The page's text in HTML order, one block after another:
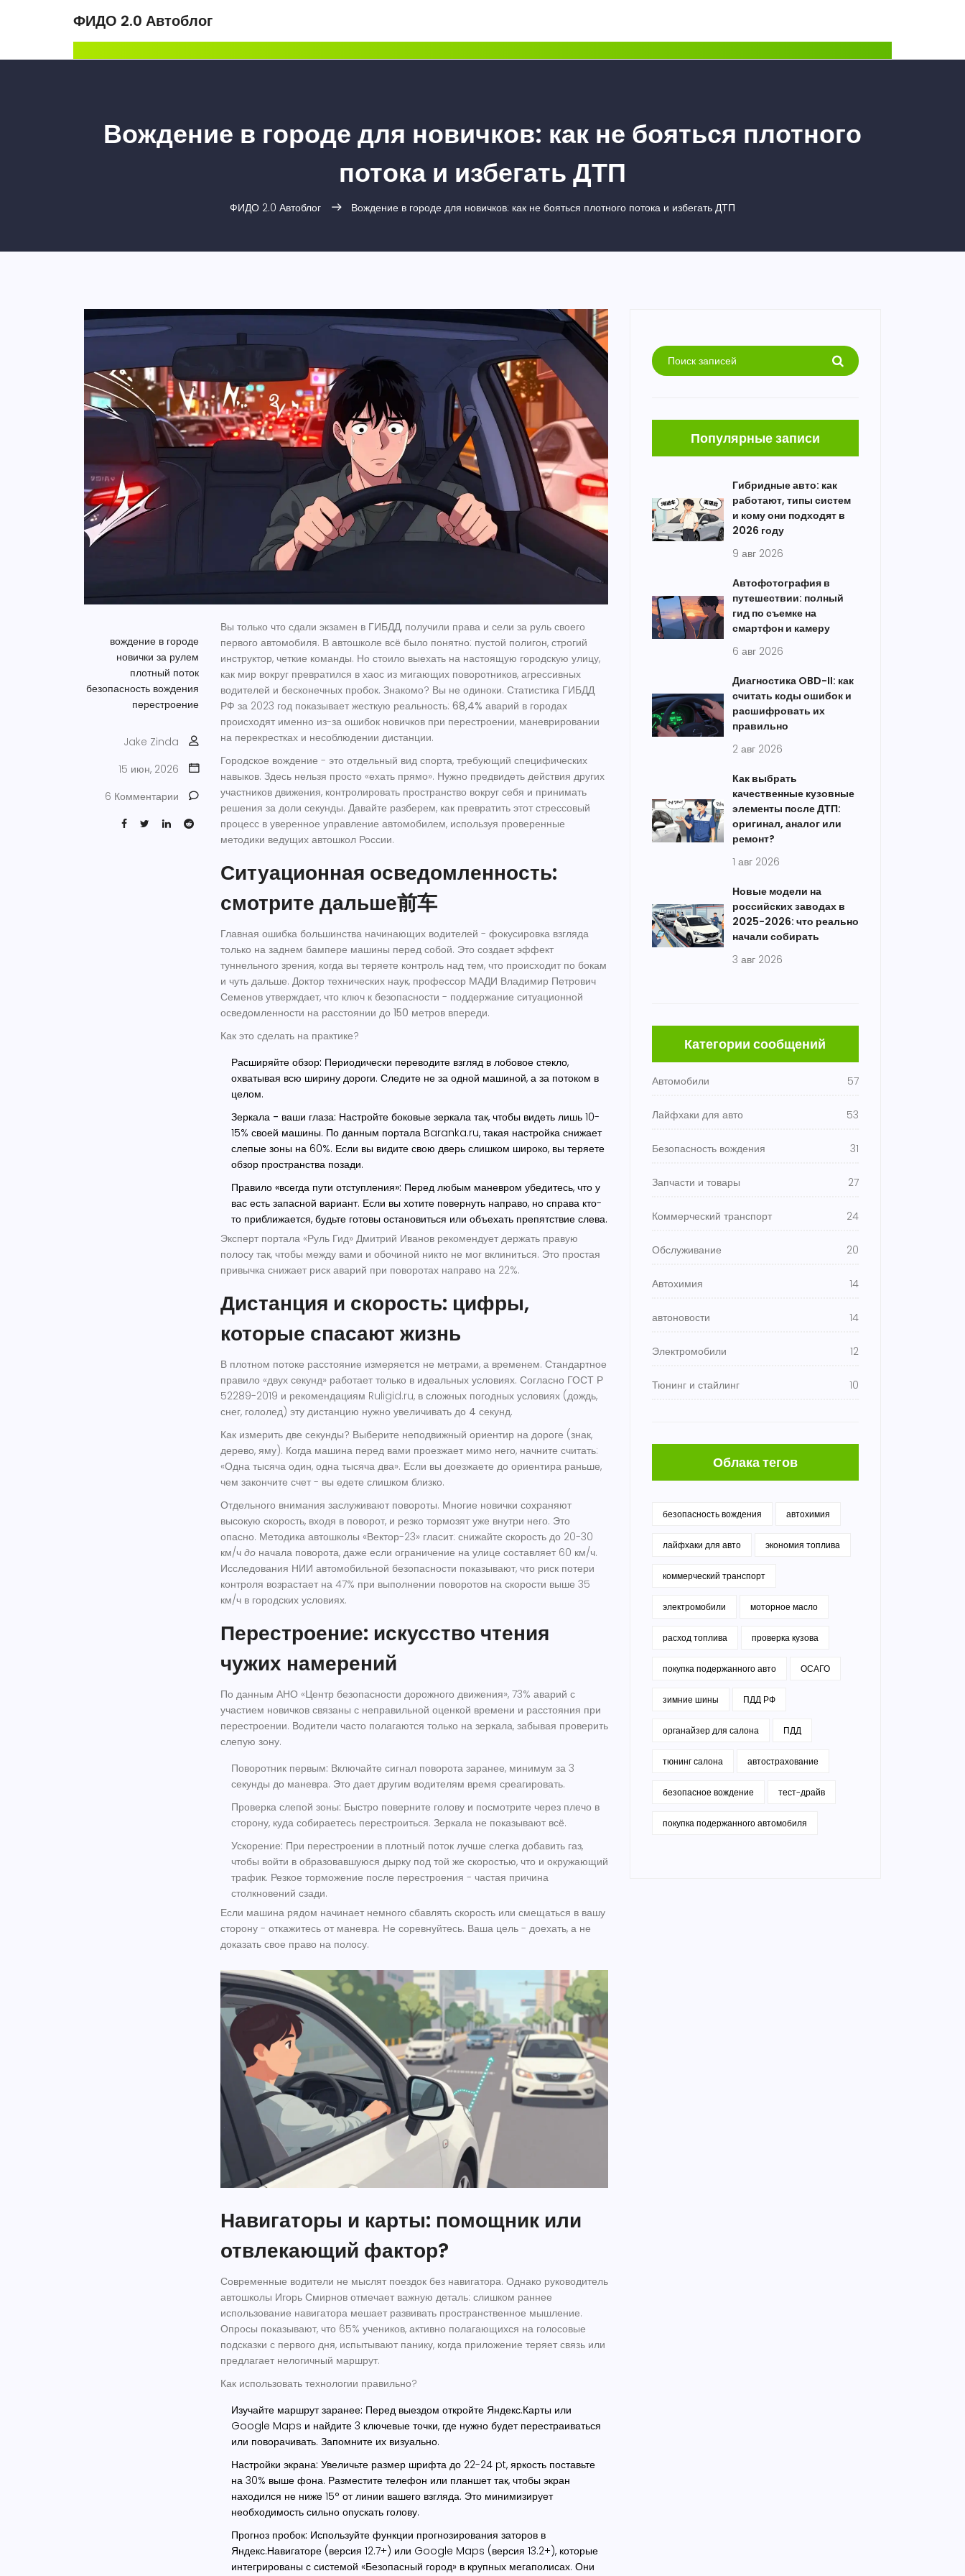
ФИДО 2.0 Автоблог
Вождение в городе для новичков: как не бояться плотного
потока и избегать ДТП
ФИДО 2.0 Автоблог Вождение в городе для новичков: как не бояться плотного потока и избегать ДТП
вождение в городе
новички за рулем
плотный поток
безопасность вождения
перестроение
Jake Zinda
15 июн, 2026
6 Комментарии
Вы только что сдали экзамен в ГИБДД, получили права и сели за руль своего
первого автомобиля. В автошколе всё было понятно: пустой полигон, строгий
инструктор, четкие команды. Но стоило выехать на настоящую городскую улицу,
как мир вокруг превратился в хаос из мигающих поворотников, агрессивных
водителей и бесконечных пробок. Знакомо? Вы не одиноки. Статистика ГИБДД
РФ за 2023 год показывает жесткую реальность: 68,4% аварий в городах
происходят именно из-за ошибок новичков при перестроении, маневрировании
на перекрестках и несоблюдении дистанции.
Городское вождение - это отдельный вид спорта, требующий специфических
навыков. Здесь нельзя просто «ехать прямо». Нужно предвидеть действия других
участников движения, контролировать пространство вокруг себя и принимать
решения за доли секунды. Давайте разберем, как превратить этот стрессовый
процесс в уверенное управление автомобилем, используя проверенные
методики ведущих автошкол России.
Ситуационная осведомленность:
смотрите дальше前车
Главная ошибка большинства начинающих водителей - фокусировка взгляда
только на заднем бампере машины перед собой. Это создает эффект
туннельного зрения, когда вы теряете контроль над тем, что происходит по бокам
и чуть дальше. Доктор технических наук, профессор МАДИ Владимир Петрович
Семенов утверждает, что ключ к безопасности - поддержание ситуационной
осведомленности на расстоянии до 150 метров впереди.
Как это сделать на практике?
Расширяйте обзор: Периодически переводите взгляд в лобовое стекло,
охватывая всю ширину дороги. Следите не за одной машиной, а за потоком в
целом.
Зеркала - ваши глаза: Настройте боковые зеркала так, чтобы видеть лишь 10-
15% своей машины. По данным портала Baranka.ru, такая настройка снижает
слепые зоны на 60%. Если вы видите свою дверь слишком широко, вы теряете
обзор пространства позади.
Правило «всегда пути отступления»: Перед любым маневром убедитесь, что у
вас есть запасной вариант. Если вы хотите повернуть направо, но справа кто-
то приближается, будьте готовы остановиться или объехать препятствие слева.
Эксперт портала «Руль Гид» Дмитрий Иванов рекомендует держать правую
полосу так, чтобы между вами и обочиной никто не мог вклиниться. Это простая
привычка снижает риск аварий при поворотах направо на 22%.
Дистанция и скорость: цифры,
которые спасают жизнь
В плотном потоке расстояние измеряется не метрами, а временем. Стандартное
правило «двух секунд» работает только в идеальных условиях. Согласно ГОСТ Р
52289-2019 и рекомендациям Ruligid.ru, в сложных погодных условиях (дождь,
снег, гололед) эту дистанцию нужно увеличивать до 4 секунд.
Как измерить две секунды? Выберите неподвижный ориентир на дороге (знак,
дерево, яму). Когда машина перед вами проезжает мимо него, начните считать:
«Одна тысяча один, одна тысяча два». Если вы доезжаете до ориентира раньше,
чем закончите счет - вы едете слишком близко.
Отдельного внимания заслуживают повороты. Многие новички сохраняют
высокую скорость, входя в поворот, и резко тормозят уже внутри него. Это
опасно. Методика автошколы «Вектор-23» гласит: снижайте скорость до 20-30
км/ч до начала поворота, даже если ограничение на улице составляет 60 км/ч.
Исследования НИИ автомобильной безопасности показывают, что риск потери
контроля возрастает на 47% при выполнении поворотов на скорости выше 35
км/ч в городских условиях.
Перестроение: искусство чтения
чужих намерений
По данным АНО «Центр безопасности дорожного движения», 73% аварий с
участием новичков связаны с неправильной оценкой времени и расстояния при
перестроении. Водители часто полагаются только на зеркала, забывая проверить
слепую зону.
Поворотник первым: Включайте сигнал поворота заранее, минимум за 3
секунды до маневра. Это дает другим водителям время среагировать.
Проверка слепой зоны: Быстро поверните голову и посмотрите через плечо в
сторону, куда собираетесь перестроиться. Зеркала не показывают всё.
Ускорение: При перестроении в плотный поток лучше слегка добавить газ,
чтобы войти в образовавшуюся дырку под той же скоростью, что и окружающий
трафик. Резкое торможение после перестроения - частая причина
столкновений сзади.
Если машина рядом начинает немного сбавлять скорость или смещаться в вашу
сторону - откажитесь от маневра. Не соревнуйтесь. Ваша цель - доехать, а не
доказать свое право на полосу.
Навигаторы и карты: помощник или
отвлекающий фактор?
Современные водители не мыслят поездок без навигатора. Однако руководитель
автошколы Игорь Смирнов отмечает важную деталь: слишком раннее
использование навигатора мешает развивать пространственное мышление.
Опросы показывают, что 65% учеников, активно полагающихся на голосовые
подсказки с первого дня, испытывают панику, когда приложение теряет связь или
предлагает нелогичный маршрут.
Как использовать технологии правильно?
Изучайте маршрут заранее: Перед выездом откройте Яндекс.Карты или
Google Maps и найдите 3 ключевые точки, где нужно будет перестраиваться
или поворачивать. Запомните их визуально.
Настройки экрана: Увеличьте размер шрифта до 22-24 pt, яркость поставьте
на 30% выше фона. Разместите телефон или планшет так, чтобы экран
находился не ниже 15° от линии вашего взгляда. Это минимизирует
необходимость сильно опускать голову.
Прогноз пробок: Используйте функции прогнозирования заторов в
Яндекс.Навигаторе (версия 12.7+) или Google Maps (версия 13.2+), которые
интегрированы с системой «Безопасный город» в крупных мегаполисах. Они
Популярные записи
Гибридные авто: как
работают, типы систем
и кому они подходят в
2026 году
9 авг 2026
Автофотография в
путешествии: полный
гид по съемке на
смартфон и камеру
6 авг 2026
Диагностика OBD-II: как
считать коды ошибок и
расшифровать их
правильно
2 авг 2026
Как выбрать
качественные кузовные
элементы после ДТП:
оригинал, аналог или
ремонт?
1 авг 2026
Новые модели на
российских заводах в
2025-2026: что реально
начали собирать
3 авг 2026
Категории сообщений
Автомобили 57
Лайфхаки для авто 53
Безопасность вождения 31
Запчасти и товары 27
Коммерческий транспорт 24
Обслуживание 20
Автохимия 14
автоновости 14
Электромобили 12
Тюнинг и стайлинг 10
Облака тегов
безопасность вождения автохимия
лайфхаки для авто экономия топлива
коммерческий транспорт
электромобили моторное масло
расход топлива проверка кузова
покупка подержанного авто ОСАГО
зимние шины ПДД РФ
органайзер для салона ПДД
тюнинг салона автострахование
безопасное вождение тест-драйв
покупка подержанного автомобиля